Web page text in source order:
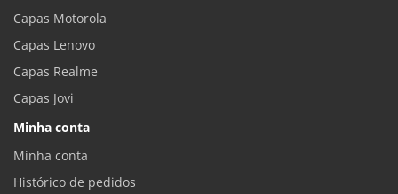
Capas Motorola
Capas Lenovo
Capas Realme
Capas Jovi
Minha conta
Minha conta
Histórico de pedidos